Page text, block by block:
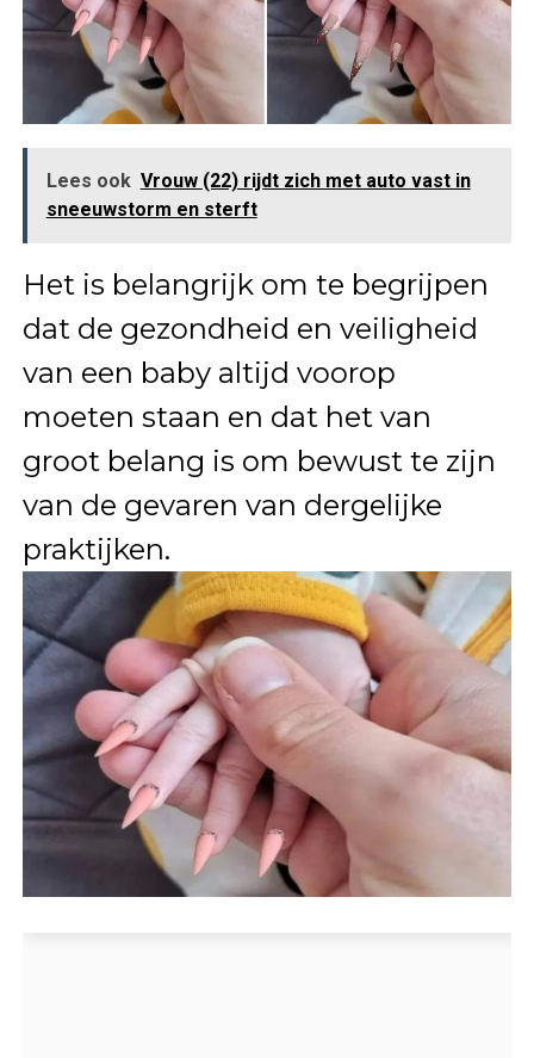
Lees ook Vrouw (22) rijdt zich met auto vast in
sneeuwstorm en sterft
Het is belangrijk om te begrijpen
dat de gezondheid en veiligheid
van een baby altijd voorop
moeten staan en dat het van
groot belang is om bewust te zijn
van de gevaren van dergelijke
praktijken.